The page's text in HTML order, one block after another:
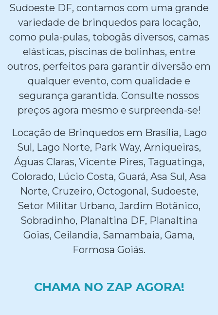
Sudoeste DF, contamos com uma grande
variedade de brinquedos para locação,
como pula-pulas, tobogãs diversos, camas
elásticas, piscinas de bolinhas, entre
outros, perfeitos para garantir diversão em
qualquer evento, com qualidade e
segurança garantida. Consulte nossos
preços agora mesmo e surpreenda-se!
Locação de Brinquedos em Brasília, Lago
Sul, Lago Norte, Park Way, Arniqueiras,
Águas Claras, Vicente Pires, Taguatinga,
Colorado, Lúcio Costa, Guará, Asa Sul, Asa
Norte, Cruzeiro, Octogonal, Sudoeste,
Setor Militar Urbano, Jardim Botânico,
Sobradinho, Planaltina DF, Planaltina
Goias, Ceilandia, Samambaia, Gama,
Formosa Goiás.
CHAMA NO ZAP AGORA!